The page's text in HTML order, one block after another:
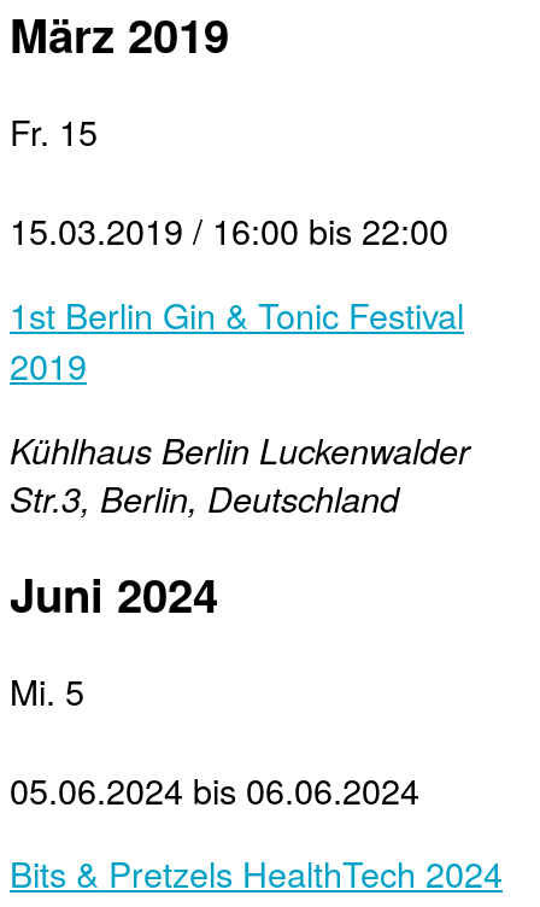
März 2019
Fr. 15
15.03.2019 / 16:00 bis 22:00
1st Berlin Gin & Tonic Festival
2019
Kühlhaus Berlin Luckenwalder
Str.3, Berlin, Deutschland
Juni 2024
Mi. 5
05.06.2024 bis 06.06.2024
Bits & Pretzels HealthTech 2024